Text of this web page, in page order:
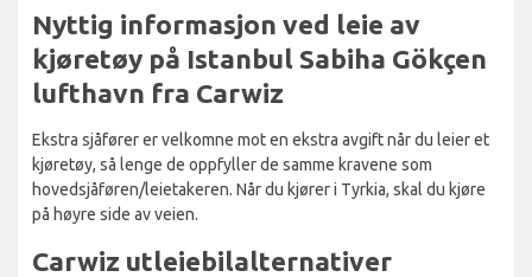
Nyttig informasjon ved leie av
kjøretøy på Istanbul Sabiha Gökçen
lufthavn fra Carwiz
Ekstra sjåfører er velkomne mot en ekstra avgift når du leier et
kjøretøy, så lenge de oppfyller de samme kravene som
hovedsjåføren/leietakeren. Når du kjører i Tyrkia, skal du kjøre
på høyre side av veien.
Carwiz utleiebilalternativer